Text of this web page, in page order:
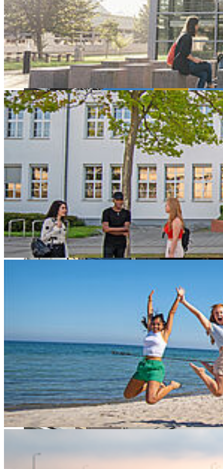
Zur Leitidee der diesjährigen Hannover Messe „Energizing a
Sustainable Industry“ stellen HOST-Vertreter*innen insbesondere
ArtIFARM, 5GPort-VG und DistLab vor